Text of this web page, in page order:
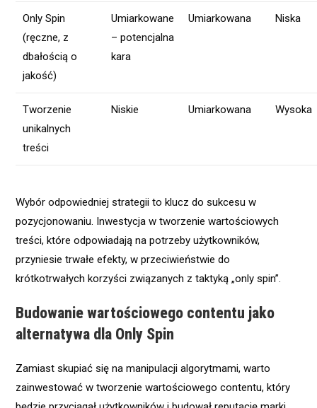
Only Spin
(ręczne, z
dbałością o
jakość)
Umiarkowane
– potencjalna
kara
Umiarkowana Niska
Tworzenie
unikalnych
treści
Niskie Umiarkowana Wysoka
Wybór odpowiedniej strategii to klucz do sukcesu w
pozycjonowaniu. Inwestycja w tworzenie wartościowych
treści, które odpowiadają na potrzeby użytkowników,
przyniesie trwałe efekty, w przeciwieństwie do
krótkotrwałych korzyści związanych z taktyką „only spin”.
Budowanie wartościowego contentu jako
alternatywa dla Only Spin
Zamiast skupiać się na manipulacji algorytmami, warto
zainwestować w tworzenie wartościowego contentu, który